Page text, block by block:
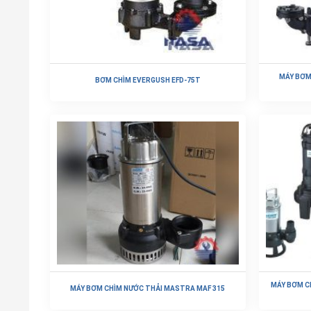
BƠM CHÌM EVERGUSH EFD-75T
Đọc tiếp
MÁY
MÁY BƠM CHÌM NƯỚC THẢI MASTRA MAF 315
MÁY BƠM